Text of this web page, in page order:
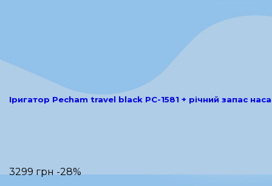
Іригатор Pecham travel black PC-1581 + річний запас
3299 грн-28%